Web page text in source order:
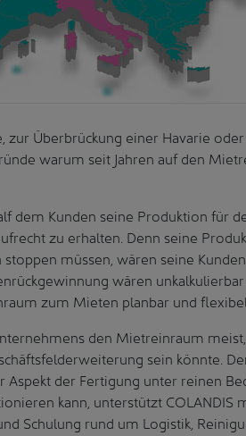
zur Überbrückung einer Havarie
warum seit Jahren auf den
dem Kunden seine Produktion für
zu erhalten. Denn seine
müssen, wären seine
wären
zum Mieten planbar und flexibel.
den Mietreinraum
sein könnte.
der Fertigung unter reinen
kann, unterstützt
Schulung rund um Logistik,